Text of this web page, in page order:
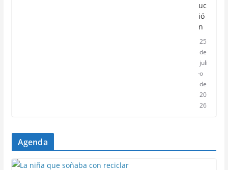
uc
ió
n
25
de
juli
o
de
20
26
Agenda